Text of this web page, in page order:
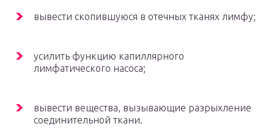
вывести скопившуюся в отечных тканях лимфу;
усилить функцию капиллярного
лимфатического насоса;
вывести вещества, вызывающие разрыхление
соединительной ткани.